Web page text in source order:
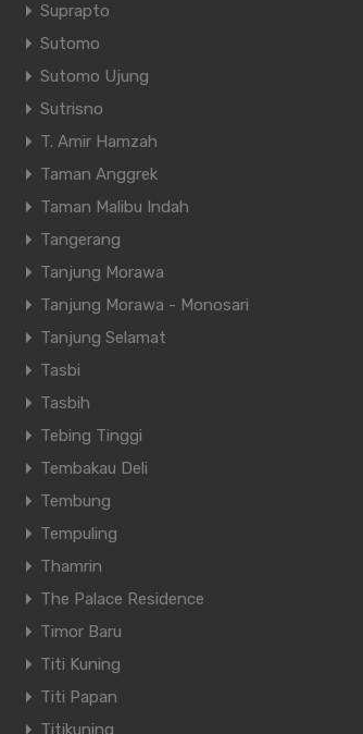
Suprapto
Sutomo
Sutomo Ujung
Sutrisno
T. Amir Hamzah
Taman Anggrek
Taman Malibu Indah
Tangerang
Tanjung Morawa
Tanjung Morawa - Monosari
Tanjung Selamat
Tasbi
Tasbih
Tebing Tinggi
Tembakau Deli
Tembung
Tempuling
Thamrin
The Palace Residence
Timor Baru
Titi Kuning
Titi Papan
Titikuning